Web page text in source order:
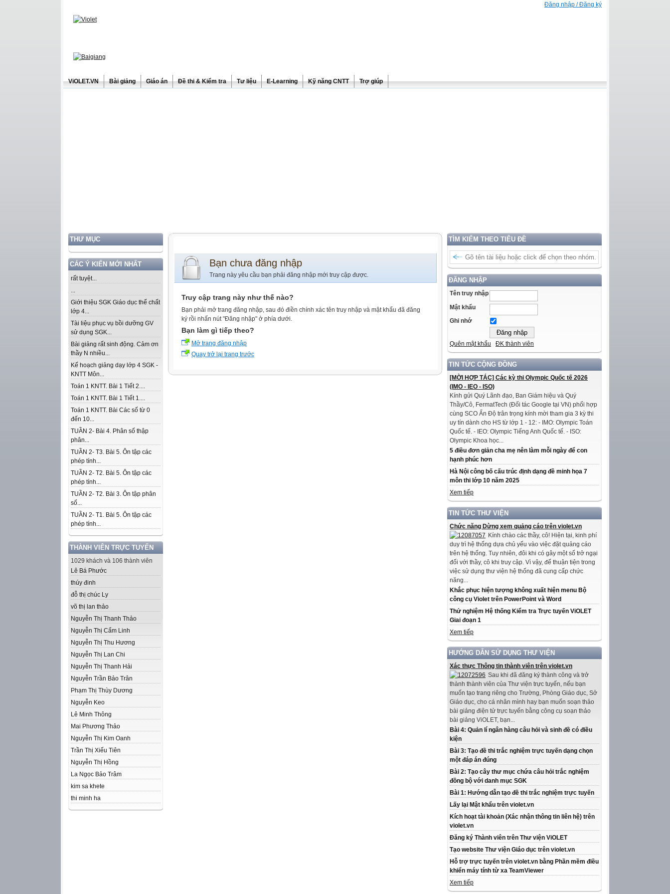
Đăng nhập / Đăng ký
ViOLET.VN Bài giảng Giáo án Đề thi & Kiểm tra Tư liệu E-Learning Kỹ năng CNTT Trợ giúp
THƯ MỤC
CÁC Ý KIẾN MỚI NHẤT
rất tuyệt...
...
Giới thiệu SGK Giáo dục thể chất
lớp 4...
Tài liệu phục vụ bồi dưỡng GV
sử dụng SGK...
Bài giảng rất sinh động. Cảm ơn
thầy N nhiều...
Kế hoạch giảng dạy lớp 4 SGK -
KNTT Môn...
Toán 1 KNTT. Bài 1 Tiết 2....
Toán 1 KNTT. Bài 1 Tiết 1....
Toán 1 KNTT. Bài Các số từ 0
đến 10...
TUẦN 2- Bài 4. Phân số thập
phân...
TUẦN 2- T3. Bài 5. Ôn tập các
phép tính...
TUẦN 2- T2. Bài 5. Ôn tập các
phép tính...
TUẦN 2- T2. Bài 3. Ôn tập phân
số...
TUẦN 2- T1. Bài 5. Ôn tập các
phép tính...
THÀNH VIÊN TRỰC TUYẾN
1029 khách và 106 thành viên
Lê Bá Phước
thúy đinh
đỗ thị chúc Ly
võ thị lan thảo
Nguyễn Thị Thanh Thảo
Nguyễn Thị Cẩm Linh
Nguyễn Thị Thu Hương
Nguyễn Thị Lan Chi
Nguyễn Thị Thanh Hải
Nguyễn Trần Bảo Trân
Phạm Thị Thùy Dương
Nguyễn Keo
Lê Minh Thông
Mai Phương Thảo
Nguyễn Thị Kim Oanh
Trần Thị Xiếu Tiên
Nguyễn Thị Hồng
La Ngọc Bảo Trâm
kim sa khete
thi minh ha
TÌM KIẾM THEO TIÊU ĐỀ
ĐĂNG NHẬP
Tên truy nhập
Mật khẩu
Ghi nhớ
Quên mật khẩu ĐK thành viên
TIN TỨC CỘNG ĐỒNG
[MỜI HỢP TÁC] Các kỳ thi Olympic Quốc tế 2026
(IMO - IEO - ISO)
Kính gửi Quý Lãnh đạo, Ban Giám hiệu và Quý
Thầy/Cô, FermatTech (Đối tác Google tại VN) phối hợp
cùng SCO Ấn Độ trân trọng kính mời tham gia 3 kỳ thi
uy tín dành cho HS từ lớp 1 - 12: - IMO: Olympic Toán
Quốc tế. - IEO: Olympic Tiếng Anh Quốc tế. - ISO:
Olympic Khoa học...
5 điều đơn giản cha mẹ nên làm mỗi ngày để con
hạnh phúc hơn
Hà Nội công bố cấu trúc định dạng đề minh họa 7
môn thi lớp 10 năm 2025
Xem tiếp
TIN TỨC THƯ VIỆN
Chức năng Dừng xem quảng cáo trên violet.vn
Kính chào các thầy, cô! Hiện tại, kinh phí
duy trì hệ thống dựa chủ yếu vào việc đặt quảng cáo
trên hệ thống. Tuy nhiên, đôi khi có gây một số trở ngại
đối với thầy, cô khi truy cập. Vì vậy, để thuận tiện trong
việc sử dụng thư viện hệ thống đã cung cấp chức
năng...
Khắc phục hiện tượng không xuất hiện menu Bộ
công cụ Violet trên PowerPoint và Word
Thử nghiệm Hệ thống Kiểm tra Trực tuyến ViOLET
Giai đoạn 1
Xem tiếp
HƯỚNG DẪN SỬ DỤNG THƯ VIỆN
Xác thực Thông tin thành viên trên violet.vn
Sau khi đã đăng ký thành công và trở
thành thành viên của Thư viện trực tuyến, nếu bạn
muốn tạo trang riêng cho Trường, Phòng Giáo dục, Sở
Giáo dục, cho cá nhân mình hay bạn muốn soạn thảo
bài giảng điện tử trực tuyến bằng công cụ soạn thảo
bài giảng ViOLET, bạn...
Bài 4: Quản lí ngân hàng câu hỏi và sinh đề có điều
kiện
Bài 3: Tạo đề thi trắc nghiệm trực tuyến dạng chọn
một đáp án đúng
Bài 2: Tạo cây thư mục chứa câu hỏi trắc nghiệm
đồng bộ với danh mục SGK
Bài 1: Hướng dẫn tạo đề thi trắc nghiệm trực tuyến
Lấy lại Mật khẩu trên violet.vn
Kích hoạt tài khoản (Xác nhận thông tin liên hệ) trên
violet.vn
Đăng ký Thành viên trên Thư viện ViOLET
Tạo website Thư viện Giáo dục trên violet.vn
Hỗ trợ trực tuyến trên violet.vn bằng Phần mềm điều
khiển máy tính từ xa TeamViewer
Xem tiếp
Bạn chưa đăng nhập
Trang này yêu cầu bạn phải đăng nhập mới truy cập được.
Truy cập trang này như thế nào?
Bạn phải mở trang đăng nhập, sau đó điền chính xác tên truy nhập và mật khẩu đã đăng
ký rồi nhấn nút "Đăng nhập" ở phía dưới.
Bạn làm gì tiếp theo?
Mở trang đăng nhập
Quay trở lại trang trước